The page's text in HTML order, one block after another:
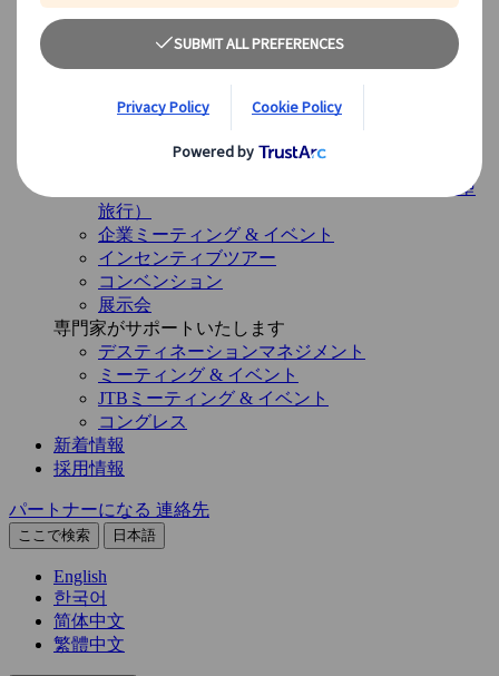
サービス
多様なサービスと専門チームが、お客様の旅のすべて
概要を見る
レジャー旅行グループ
スペシャルインタレストトラベル <br>（目的型
旅行）
企業ミーティング & イベント
インセンティブツアー
コンベンション
展示会
専門家がサポートいたします
デスティネーションマネジメント
ミーティング & イベント
JTBミーティング & イベント
コングレス
新着情報
採用情報
パートナーになる 連絡先
ここで検索 日本語
English
한국어
简体中文
繁體中文